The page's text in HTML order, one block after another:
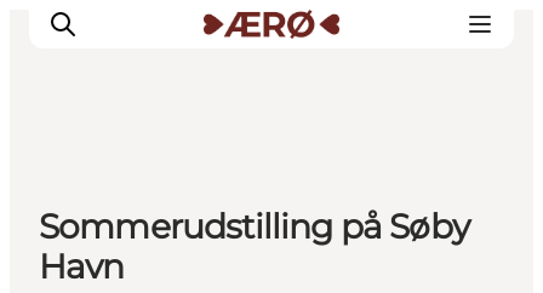
Overnatning
Spisesteder
Oplevelser
Sommerudstilling på Søby
Havn